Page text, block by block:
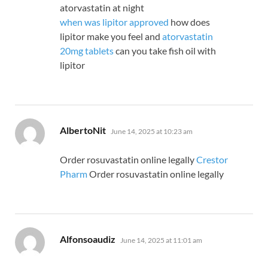
atorvastatin at night
when was lipitor approved how does
lipitor make you feel and atorvastatin
20mg tabletscan you take fish oil with
lipitor
AlbertoNit says:
June 14, 2025 at 10:23 am
Order rosuvastatin online legallyCrestor
PharmOrder rosuvastatin online legally
Alfonsoaudiz says:
June 14, 2025 at 11:01 am